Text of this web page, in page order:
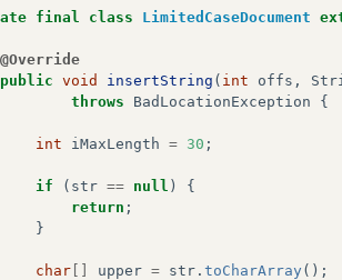
final class LimitedCaseDocument
@Override
public void insertString ( int offs ,
throws
BadLocationException {
int iMaxLength = 30 ;
if ( str == null )
{
return ;
}
char upper = str . toCharArray ();